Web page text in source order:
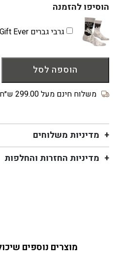
כובע
צמר
NERO
יוניסקס
בצבע
יער
הוסיפו להזמנה
גרבי גברים Worst Gift Ever (+
הוספה לסל
משלוח חינם מעל 299.00 ש״ח
מדיניות משלוחים
מדיניות החזרות והחלפות
מוצרים נוספים